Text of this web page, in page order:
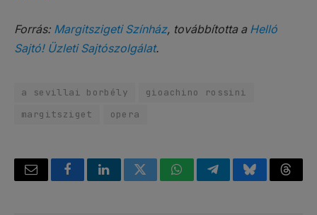
Forrás: Margitszigeti Színház, továbbította a Helló
Sajtó! Üzleti Sajtószolgálat.
a sevillai borbély
gioachino rossini
margitsziget
opera
Email FacebookLinkedInTwitterWhatsAppTelegramBluesky